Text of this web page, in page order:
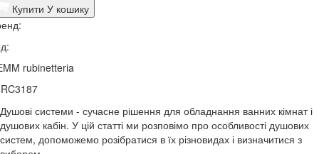
Купити У кошику
rubinetteria
Душові системи - сучасне рішення для обладнання ванних кімнат і
душових кабін. У цій статті ми розповімо про особливості душових
систем, допоможемо розібратися в їх різновидах і визначитися з